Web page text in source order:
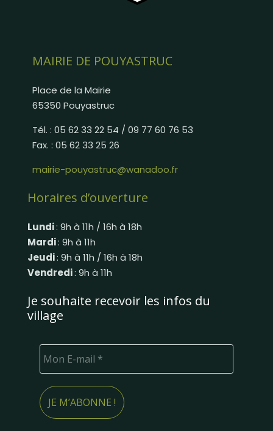
MAIRIE DE POUYASTRUC
Place de la Mairie
65350 Pouyastruc
Tél. : 05 62 33 22 54 / 09 77 60 76 53
Fax. : 05 62 33 25 26
mairie-pouyastruc@wanadoo.fr
Horaires d’ouverture
Lundi: 9h à 11h / 16h à 18h
Mardi: 9h à 11h
Jeudi: 9h à 11h / 16h à 18h
Vendredi: 9h à 11h
Je souhaite recevoir les infos du
village